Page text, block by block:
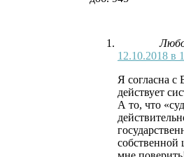
12.10.2018 в
Я согласна с
действует
А то, что
собственной